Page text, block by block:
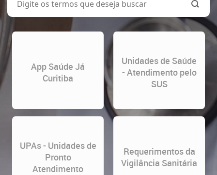
App Saúde Já
Curitiba
Unidades de Saúde
- Atendimento pelo
SUS
UPAs - Unidades de
Pronto
Atendimento
Requerimentos da
Vigilância Sanitária